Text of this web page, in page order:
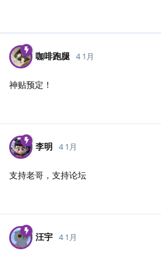
咖啡跑腿 4 1月
神贴预定！
李明 4 1月
支持老哥，支持论坛
汪宇 4 1月